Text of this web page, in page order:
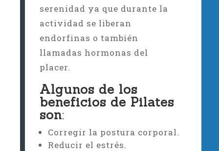
serenidad ya que durante la
actividad se liberan
endorfinas o también
llamadas hormonas del
placer.
Algunos de los
beneficios de Pilates
son:
Corregir la postura corporal.
Reducir el estrés.